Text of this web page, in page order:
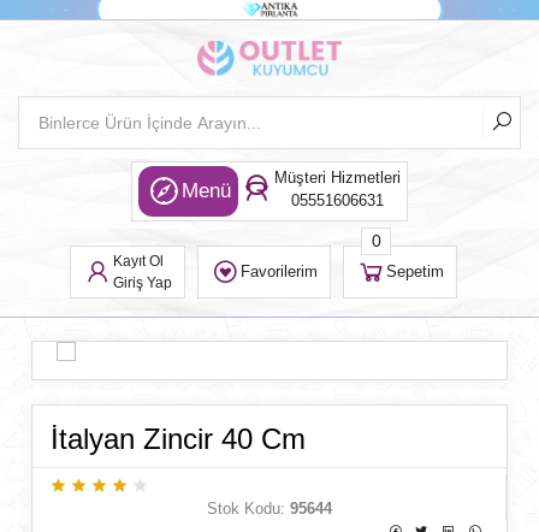
Menü
Müşteri Hizmetleri
05551606631
Kayıt Ol
Giriş Yap
Favorilerim Sepetim
0
İtalyan Zincir 40 Cm
Stok Kodu: 95644